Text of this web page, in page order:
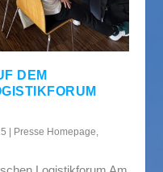
DEM
Presse Homepage,